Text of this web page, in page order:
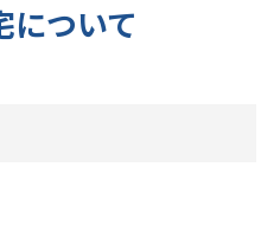
について